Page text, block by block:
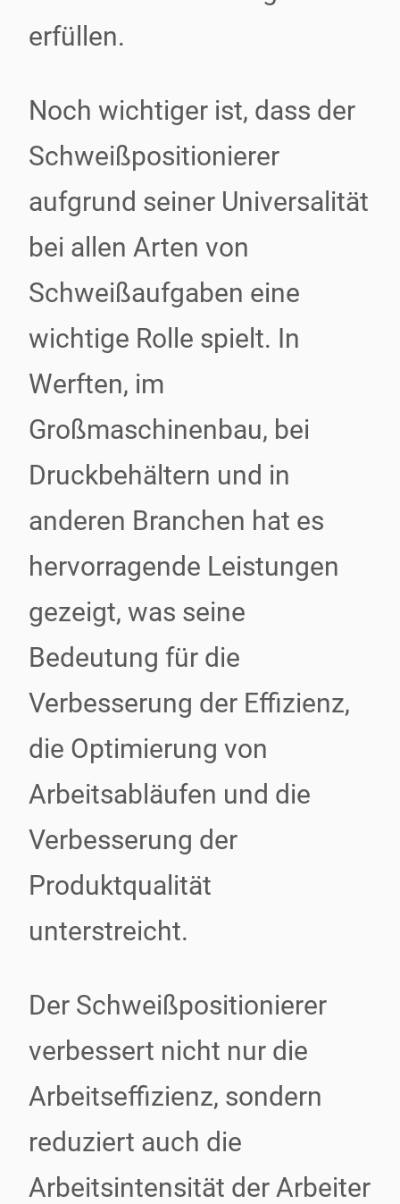
erfüllen.
Noch wichtiger ist, dass der
Schweißpositionierer
aufgrund seiner Universalität
bei allen Arten von
Schweißaufgaben eine
wichtige Rolle spielt. In
Werften, im
Großmaschinenbau, bei
Druckbehältern und in
anderen Branchen hat es
hervorragende Leistungen
gezeigt, was seine
Bedeutung für die
Verbesserung der Effizienz,
die Optimierung von
Arbeitsabläufen und die
Verbesserung der
Produktqualität
unterstreicht.
Der Schweißpositionierer
verbessert nicht nur die
Arbeitseffizienz, sondern
reduziert auch die
Arbeitsintensität der Arbeiter